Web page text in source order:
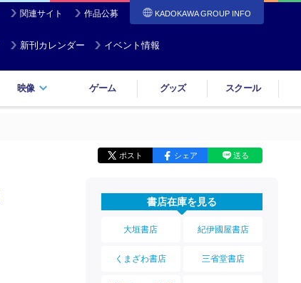
関連サイト 作品公募 KADOKAWA GROUP INFO
新刊カレンダー イベント情報
映像 ゲーム グッズ スクール
ポスト シェア 送る
書店在庫を見る
大垣書店 紀伊國屋書店
くまざわ書店 三省堂書店